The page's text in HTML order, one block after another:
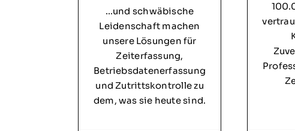
…und schwäbische
Leidenschaft machen
unsere Lösungen für
Zeiterfassung,
Betriebsdatenerfassung
und Zutrittskontrolle zu
dem, was sie heute sind.